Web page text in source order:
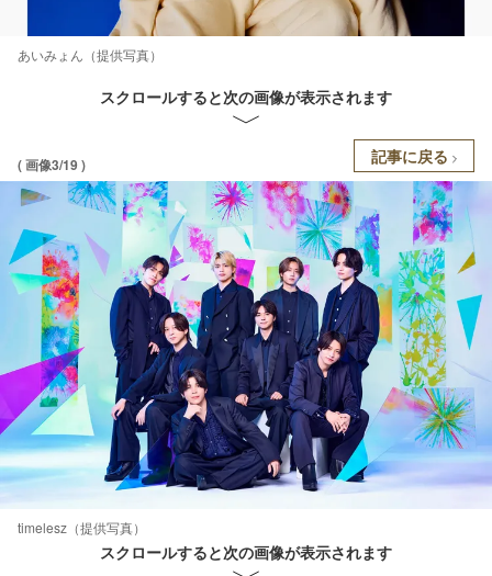
あいみょん（提供写真）
スクロールすると次の画像が表示されます
( 画像3/19 ) 記事に戻る
timelesz（提供写真）
スクロールすると次の画像が表示されます